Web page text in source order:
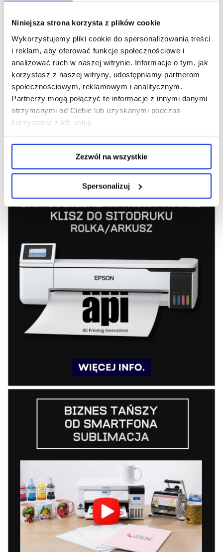
Niniejsza strona korzysta z plików cookie
Wykorzystujemy pliki cookie do spersonalizowania treści
i reklam, aby oferować funkcje społecznościowe i
analizować ruch w naszej witrynie. Informacje o tym, jak
korzystasz z naszej witryny, udostępniamy partnerom
społecznościowym, reklamowym i analitycznym.
Partnerzy mogą połączyć te informacje z innymi danymi
otrzymanymi od Ciebie lub uzyskanymi podczas
korzystania z ich usług.
Zezwól na wszystkie
Spersonalizuj